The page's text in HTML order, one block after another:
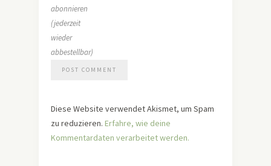
abonnieren
(jederzeit
wieder
abbestellbar)
Diese Website verwendet Akismet, um Spam
zu reduzieren. Erfahre, wie deine
Kommentardaten verarbeitet werden.